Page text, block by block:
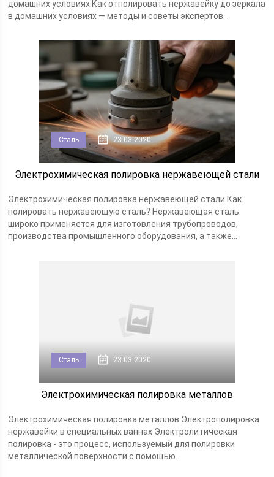
домашних условиях Как отполировать нержавейку до зеркала
в домашних условиях — методы и советы экспертов...
Сталь 23.03.2020
Электрохимическая полировка нержавеющей стали
Электрохимическая полировка нержавеющей стали Как
полировать нержавеющую сталь? Нержавеющая сталь
широко применяется для изготовления трубопроводов,
производства промышленного оборудования, а также...
Сталь 23.03.2020
Электрохимическая полировка металлов
Электрохимическая полировка металлов Электрополировка
нержавейки в специальных ваннах Электролитическая
полировка - это процесс, используемый для полировки
металлической поверхности с помощью...